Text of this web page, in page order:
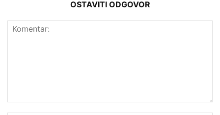
OSTAVITI ODGOVOR